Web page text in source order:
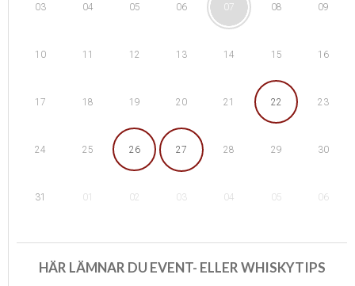
03 04 05 06 07 08 09
10 11 12 13 14 15 16
17 18 19 20 21 22 23
24 25 26 27 28 29 30
31 01 02 03 04 05 06
HÄR LÄMNAR DU EVENT- ELLER WHISKYTIPS